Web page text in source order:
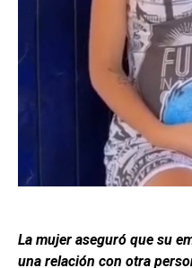
La mujer aseguró que su
una relación con otra